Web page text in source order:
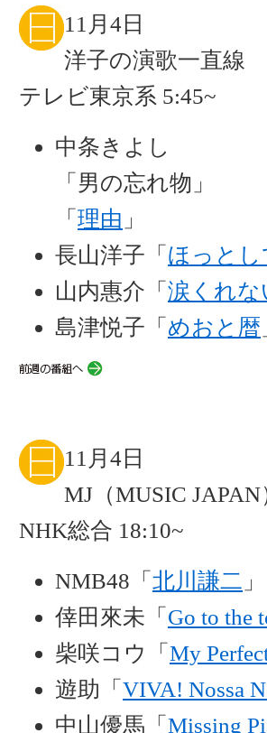
11月4日
洋子の演歌一直線
テレビ東京系 5:45~
中条きよし
「男の忘れ物」
「 理由 」
長山洋子「 ほっと
山内惠介「 涙くれな
島津悦子「 めおと暦
11月4日
MJ（MUSIC JAPAN
NHK総合 18:10~
NMB48「 北川謙二 」
倖田來未「 Go to the
柴咲コウ「 My
遊助「 VIVA! Nossa
中山優馬「 Missing